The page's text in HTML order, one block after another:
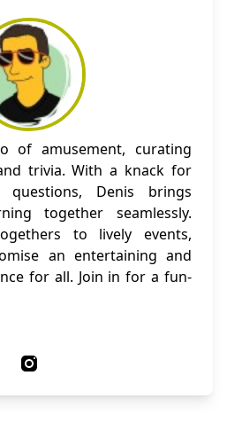
of amusement, curating
trivia. With a knack for
questions, Denis brings
together seamlessly.
to lively events,
an entertaining and
for all. Join in for a fun-